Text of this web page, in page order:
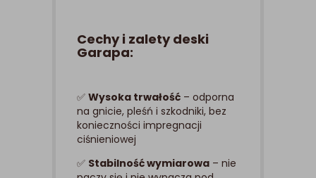
Cechy i zalety deski
Garapa:
✅ Wysoka trwałość – odporna
na gnicie, pleśń i szkodniki, bez
konieczności impregnacji
ciśnieniowej
✅ Stabilność wymiarowa – nie